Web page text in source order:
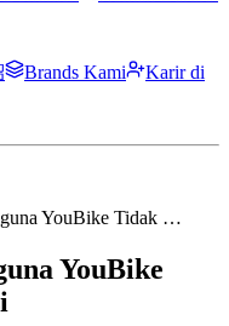
Brands Kami
Karir di
YouBike Tidak …
YouBike